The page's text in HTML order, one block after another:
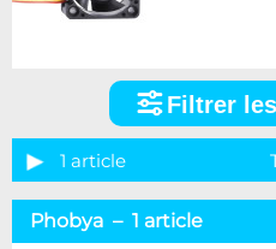
articles
Marque
Alphacool
Filtrer
1 article
Phobya – 1 article